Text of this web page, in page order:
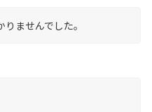
ませんでした。